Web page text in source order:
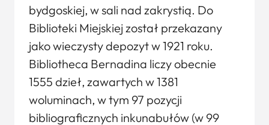
bydgoskiej, w sali nad zakrystią. Do
Biblioteki Miejskiej został przekazany
jako wieczysty depozyt w 1921 roku.
Bibliotheca Bernadina liczy obecnie
1555 dzieł, zawartych w 1381
woluminach, w tym 97 pozycji
bibliograficznych inkunabułów (w 99